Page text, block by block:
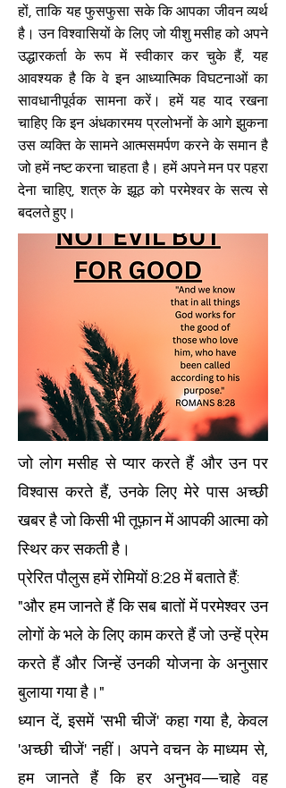
हों, ताकि यह फुसफुसा सके कि आपका जीवन व्यर्थ
है। उन विश्वासियों के लिए जो यीशु मसीह को अपने
उद्धारकर्ता के रूप में स्वीकार कर चुके हैं, यह
आवश्यक है कि वे इन आध्यात्मिक विघटनाओं का
सावधानीपूर्वक सामना करें। हमें यह याद रखना
चाहिए कि इन अंधकारमय प्रलोभनों के आगे झुकना
उस व्यक्ति के सामने आत्मसमर्पण करने के समान है
जो हमें नष्ट करना चाहता है। हमें अपने मन पर पहरा
देना चाहिए, शत्रु के झूठ को परमेश्वर के सत्य से
बदलते हुए।
जो लोग मसीह से प्यार करते हैं और उन पर
विश्वास करते हैं, उनके लिए मेरे पास अच्छी
खबर है जो किसी भी तूफ़ान में आपकी आत्मा को
स्थिर कर सकती है।
प्रेरित पौलुस हमें रोमियों 8:28 में बताते हैं:
"और हम जानते हैं कि सब बातों में परमेश्वर उन
लोगों के भले के लिए काम करते हैं जो उन्हें प्रेम
करते हैं और जिन्हें उनकी योजना के अनुसार
बुलाया गया है।"
ध्यान दें, इसमें 'सभी चीजें' कहा गया है, केवल
'अच्छी चीजें' नहीं। अपने वचन के माध्यम से,
हम जानते हैं कि हर अनुभव—चाहे वह